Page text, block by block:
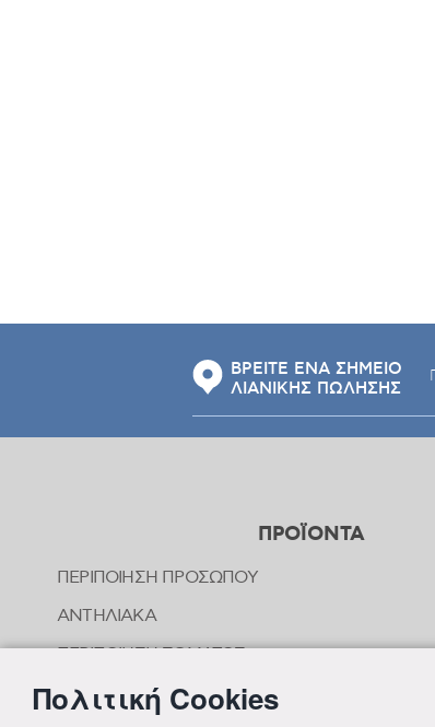
ΒΡΕΙΤΕ ΕΝΑ ΣΗΜΕΙΟ
ΛΙΑΝΙΚΗΣ ΠΩΛΗΣΗΣ
ΠΡΟΪΟΝΤΑ
ΠΕΡΙΠΟΙΗΣΗ ΠΡΟΣΩΠΟΥ
ΑΝΤΗΛΙΑΚΑ
ΠΕΡΙΠΟΙΗΣΗ ΣΩΜΑΤΟΣ
ΠΕΡΙΠΟΙΗΣΗ ΜΑΛΛΙΩΝ
Πολιτική Cookies